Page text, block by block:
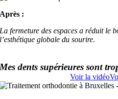
Après :
La fermeture des espaces a réduit le
l’esthétique globale du sourire.
Mes dents supérieures sont
Voir la vidéo